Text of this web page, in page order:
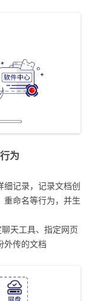
为
细记录，记录文档创
重命名等行为，并生
天工具、指定网页
外传的文档